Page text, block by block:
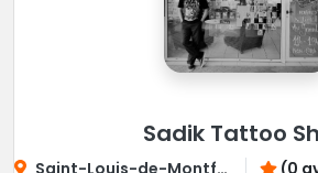
Sadik Tattoo
Saint-Louis-de-Montferrand (0